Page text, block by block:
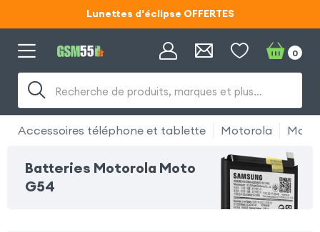
Lunettes d'éclipse OFFERTES
Code ECLIPSE55
Code ECLIPSE55
Recherche de produits, marques et plus…
0
Accessoires téléphone et tablette Motorola
Batteries Motorola Moto
G54